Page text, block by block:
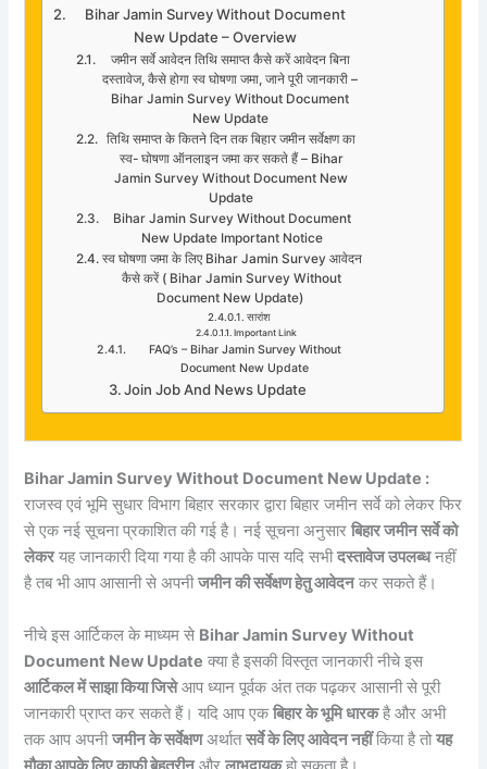
Bihar Jamin Survey Without Document
New Update – Overview
जमीन सर्वे आवेदन तिथि समाप्त कैसे करें आवेदन बिना
दस्तावेज, कैसे होगा स्व घोषणा जमा, जाने पूरी जानकारी –
Bihar Jamin Survey Without Document
New Update
तिथि समाप्त के कितने दिन तक बिहार जमीन सर्वेक्षण का
स्व- घोषणा ऑनलाइन जमा कर सकते हैं – Bihar
Jamin Survey Without Document New
Update
Bihar Jamin Survey Without Document
New Update Important Notice
स्व घोषणा जमा के लिए Bihar Jamin Survey आवेदन
कैसे करें ( Bihar Jamin Survey Without
Document New Update)
सारांश
Important Link
FAQ’s – Bihar Jamin Survey Without
Document New Update
Join Job And News Update
Bihar Jamin Survey Without Document New Update :
राजस्व एवं भूमि सुधार विभाग बिहार सरकार द्वारा बिहार जमीन सर्वे को लेकर फिर
से एक नई सूचना प्रकाशित की गई है। नई सूचना अनुसारबिहार जमीन सर्वे को
लेकरयह जानकारी दिया गया है की आपके पास यदि सभीदस्तावेज उपलब्धनहीं
है तब भी आप आसानी से अपनीजमीन की सर्वेक्षण हेतु आवेदनकर सकते हैं।
नीचे इस आर्टिकल के माध्यम से Bihar Jamin Survey Without
Document New Update क्या है इसकी विस्तृत जानकारी नीचे इस
आर्टिकल में साझा किया जिसेआप ध्यान पूर्वक अंत तक पढ़कर आसानी से पूरी
जानकारी प्राप्त कर सकते हैं। यदि आप एकबिहार के भूमि धारकहै और अभी
तक आप अपनीजमीन के सर्वेक्षणअर्थातसर्वे के लिए आवेदन नहींकिया है तोयह